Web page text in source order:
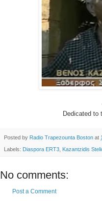
Dedicated to
Posted by Radio Trapezounta Boston at
Labels: Diaspora ERT3 Kazantzidis
No comments:
Post a Comment